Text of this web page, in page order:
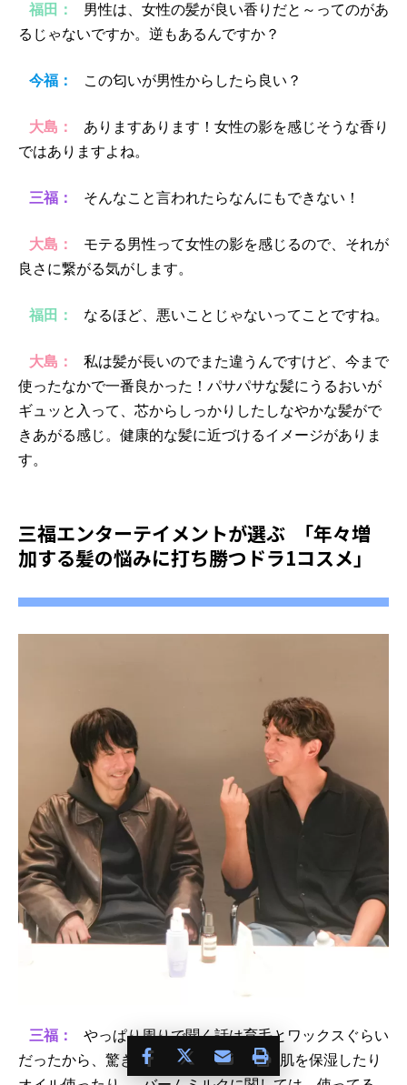
福田：
男性は、女性の髪が良い香りだと～ってのがあ
るじゃないですか。逆もあるんですか？
今福： この匂いが男性からしたら良い？
大島：
ありますあります！女性の影を感じそうな香り
ではありますよね。
三福： そんなこと言われたらなんにもできない！
大島：
モテる男性って女性の影を感じるので、それが
良さに繋がる気がします。
福田： なるほど、悪いことじゃないってことですね。
大島：
私は髪が長いのでまた違うんですけど、今まで
使ったなかで一番良かった！パサパサな髪にうるおいが
ギュッと入って、芯からしっかりしたしなやかな髪がで
きあがる感じ。健康的な髪に近づけるイメージがありま
す。
三福エンターテイメントが選ぶ 「年々増
加する髪の悩みに打ち勝つドラ1コスメ」
三福：
やっぱり周りで聞く話は育毛とワックスぐらい
だったから、驚きが多かったですね。地肌を保湿したり